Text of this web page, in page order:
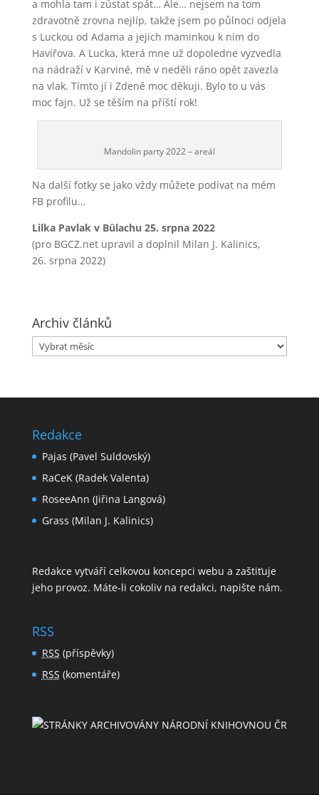
a mohla tam i zůstat spát… Ale… nejsem na tom
zdravotně zrovna nejlíp, takže jsem po půlnoci odjela
s Luckou od Adama a jejich maminkou k nim do
Havířova. A Lucka, která mne už dopoledne vyzvedla
na nádraží v Karviné, mě v neděli ráno opět zavezla
na vlak. Tímto jí i Zdeně moc děkuji. Bylo to u vás
moc fajn. Už se těším na příští rok!
Mandolin party 2022 – areál
Na další fotky se jako vždy můžete podívat na mém
FB profilu…
Lilka Pavlak v Bülachu 25. srpna 2022
(pro BGCZ.net upravil a doplnil Milan J. Kalinics,
26. srpna 2022)
Archiv článků
Archiv
článků
Redakce
Pajas (Pavel Suldovský)
RaCeK (Radek Valenta)
RoseeAnn (Jiřina Langová)
Grass (Milan J. Kalinics)
Redakce vytváří celkovou koncepci webu a zaštiťuje
jeho provoz. Máte-li cokoliv na redakci, napište nám.
RSS
RSS (příspěvky)
RSS (komentáře)